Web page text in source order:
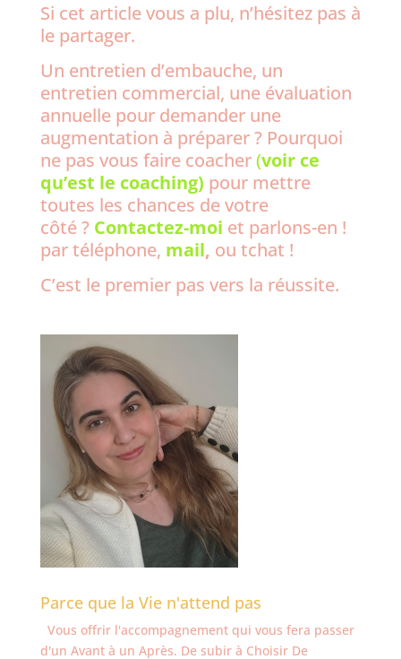
Si cet article vous a plu, n’hésitez pas à
le partager.
Un entretien d’embauche, un
entretien commercial, une évaluation
annuelle pour demander une
augmentation à préparer ? Pourquoi
ne pas vous faire coacher(voir ce
qu’est le coaching) pour mettre
toutes les chances de votre
côté ? Contactez-moi et parlons-en !
par téléphone, mail, ou tchat !
C’est le premier pas vers la réussite.
Parce que la Vie n'attend pas
Vous offrir l'accompagnement qui vous fera passer
d'un Avant à un Après. De subir à Choisir De